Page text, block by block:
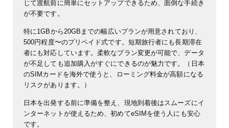
じて渡航前に簡単にセットアップできるため、面倒な手続き
が不要です。
特に1GBから20GBまでの幅広いプランが用意されており、
500円程度〜のプリペイド式です。短期旅行者にも長期滞在
者にも対応しています。柔軟なプラン変更が可能で、データ
が不足しても追加購入がすぐにできるのが魅力です。（日本
のSIMカードを海外で使うと、ローミング料金が高額になる
リスクがあります。）
日本を出発する前に準備を整え、現地到着後はスムーズにイ
ンターネットが使えるため、初めてeSIMを使う人にも安心
です。